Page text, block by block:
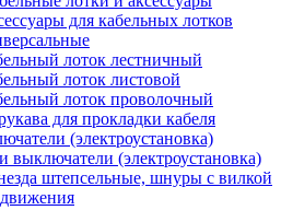
для кабельных лотков
лоток лестничный
лоток листовой
лоток проволочный
для прокладки кабеля
(электроустановка)
выключатели (электроустановка)
штепсельные, шнуры с вилкой